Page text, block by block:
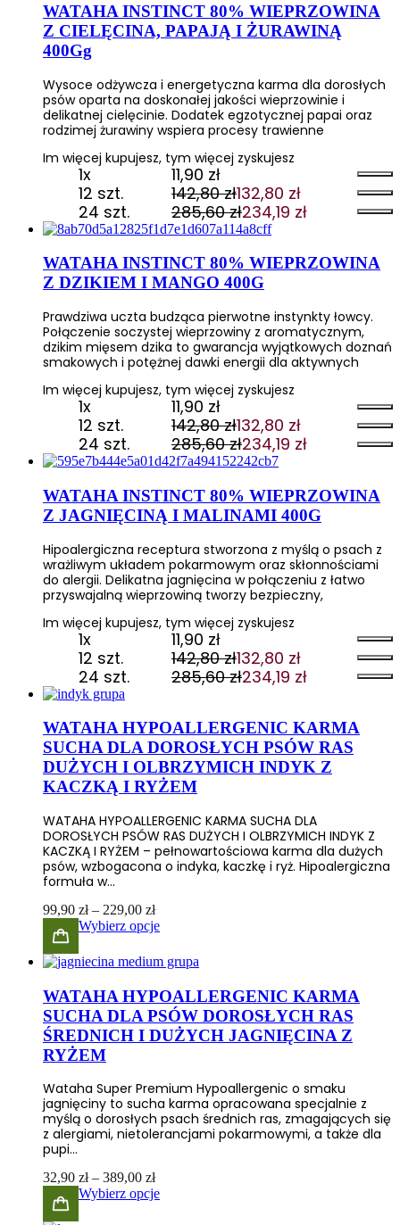
WATAHA INSTINCT 80% WIEPRZOWINA
Z CIELĘCINA, PAPAJĄ I ŻURAWINĄ
400Gg
Wysoce odżywcza i energetyczna karma dla dorosłych
psów oparta na doskonałej jakości wieprzowinie i
delikatnej cielęcinie. Dodatek egzotycznej papai oraz
rodzimej żurawiny wspiera procesy trawienne
Im więcej kupujesz, tym więcej zyskujesz
1x 11,90 zł
12 szt.
142,80zł
Pierwotna
cena
wynosiła:
142,80 zł.
132,80 zł
Aktualna
cena
wynosi:
132,80 zł.
24 szt. 285,60zł
Pierwotna
cena
wynosiła:
285,60 zł.
234,19 zł
Aktualna
cena
wynosi:
234,19 zł.
WATAHA INSTINCT 80% WIEPRZOWINA
Z DZIKIEM I MANGO 400G
Prawdziwa uczta budząca pierwotne instynkty łowcy.
Połączenie soczystej wieprzowiny z aromatycznym,
dzikim mięsem dzika to gwarancja wyjątkowych doznań
smakowych i potężnej dawki energii dla aktywnych
Im więcej kupujesz, tym więcej zyskujesz
1x 11,90 zł
12 szt.
142,80zł
Pierwotna
cena
wynosiła:
142,80 zł.
132,80 zł
Aktualna
cena
wynosi:
132,80 zł.
24 szt. 285,60zł
Pierwotna
cena
wynosiła:
285,60 zł.
234,19 zł
Aktualna
cena
wynosi:
234,19 zł.
WATAHA INSTINCT 80% WIEPRZOWINA
Z JAGNIĘCINĄ I MALINAMI 400G
Hipoalergiczna receptura stworzona z myślą o psach z
wrażliwym układem pokarmowym oraz skłonnościami
do alergii. Delikatna jagnięcina w połączeniu z łatwo
przyswajalną wieprzowiną tworzy bezpieczny,
Im więcej kupujesz, tym więcej zyskujesz
1x 11,90 zł
12 szt.
142,80zł
Pierwotna
cena
142,80 zł.
132,80 zł
Aktualna
cena
132,80 zł.
24 szt. 285,60zł
Pierwotna
wynosiła:
285,60 zł.
234,19 zł
Aktualna
wynosi:
234,19 zł.
WATAHA HYPOALLERGENIC KARMA
SUCHA DLA DOROSŁYCH PSÓW RAS
DUŻYCH I OLBRZYMICH INDYK Z
KACZKĄ I RYŻEM
WATAHA HYPOALLERGENIC KARMA SUCHA DLA
DOROSŁYCH PSÓW RAS DUŻYCH I OLBRZYMICH INDYK Z
KACZKĄ I RYŻEM – pełnowartościowa karma dla dużych
psów, wzbogacona o indyka, kaczkę i ryż. Hipoalergiczna
formuła w…
99,90 zł – 229,00 złZakres
cen:
99,90 zł
do
229,00 zł
Wybierz opcje
WATAHA HYPOALLERGENIC KARMA
SUCHA DLA PSÓW DOROSŁYCH RAS
ŚREDNICH I DUŻYCH JAGNIĘCINA Z
RYŻEM
Wataha Super Premium Hypoallergenic o smaku
jagnięciny to sucha karma opracowana specjalnie z
myślą o dorosłych psach średnich ras, zmagających się
z alergiami, nietolerancjami pokarmowymi, a także dla
pupi…
32,90 zł – 389,00 złZakres
cen:
Wybierz opcje